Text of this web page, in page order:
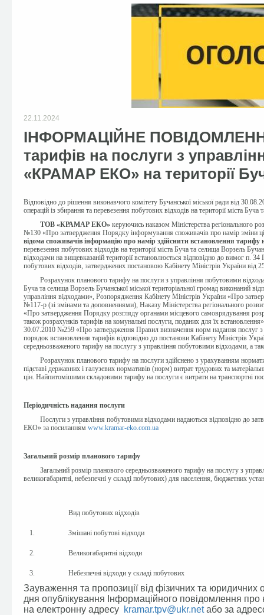
22.11.2024
ІНФОРМАЦІЙНЕ
тарифів на послуги з
«КРАМАР ЕКО» на території
Відповідно до рішення виконавчого комітету Бучанської міської ради від
операцій із збирання та перевезення побутових відходів на території міста
ТОВ «КРАМАР ЕКО» керуючись наказом Міністерства регіонального
№130 «Про затвердження Порядку інформування споживачів про намір зміни
відома споживачів інформацію про намір здійснити встановлення
перевезення побутових відходів на території міста Буча та селища Ворзель
відходами на вищевказаній території встановлюється відповідно до вимог п. 34
побутових відходів, затверджених постановою Кабінету Міністрів України від
Розрахунок планового тарифу на послуги з управління побутовими
Буча та селища Ворзель Бучанської міської територіальної громад виконаний
управління відходами», Розпорядження Кабінету Міністрів України «Про
№117-р (зі змінами та доповненнями), Наказу Міністерства регіонального
«Про затвердження Порядку розгляду органами місцевого самоврядування
також розрахунків тарифів на комунальні послуги, поданих для їх встановлення»
30.07.2010 №259 «Про затвердження Правил визначення норм надання послуг з
порядок встановлення тарифів відповідно до постанови Кабінету Міністрів
середньозваженого тарифу на послугу з управління побутовими відходами, а
Розрахунок планового тарифу на послуги здійснено з урахуванням
підставі державних і галузевих нормативів (норм) витрат трудових та
цін. Найпитомішими складовими тарифу на послуги є витрати на транспортні
Періодичність надання послуги
Послуги з управління побутовими відходами надаються відповідно до
ЕКО» за посиланням www.kramar-eko.com.ua
Загальний розмір планового тарифу
Загальний розмір планового середньозваженого тарифу на послугу з
великогабаритні, небезпечні у складі побутових) для населення, бюджетних
Вид побутових відходів
1. Змішані побутові відходи
2. Великогабаритні відходи
3. Небезпечні відходи у складі побутових
Зауваження та пропозиції від фізичних та
дня опублікування Інформаційного повідомлення
на електронну адресу kramar.tpv@ukr.netабо за